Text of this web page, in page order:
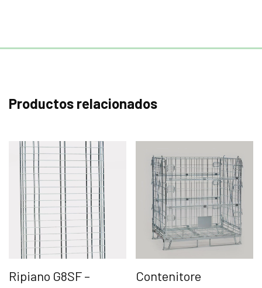
Productos relacionados
Ripiano G8SF –
Contenitore